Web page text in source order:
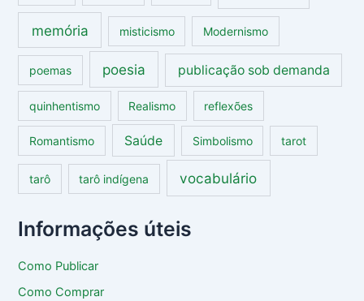
memória misticismo Modernismo
poemas poesia publicação sob demanda
quinhentismo Realismo reflexões
Romantismo Saúde Simbolismo tarot
tarô tarô indígena vocabulário
Informações úteis
Como Publicar
Como Comprar